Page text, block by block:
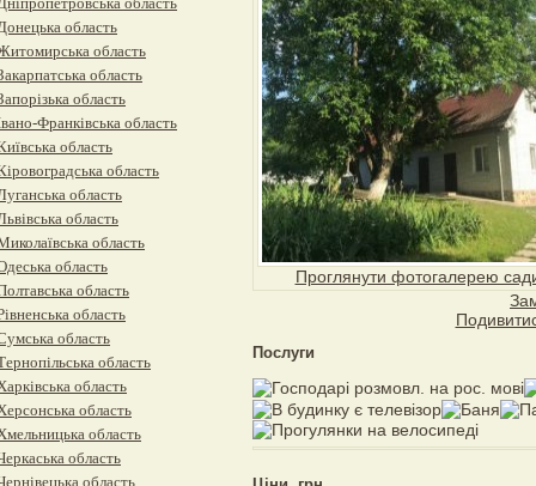
Проглянути фотогалерею
Послуги
область
область
область
область
Франківська область
область
область
область
область
область
область
область
область
область
область
область
область
область
область
область